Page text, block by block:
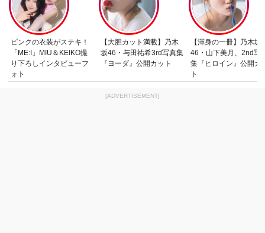
ピンクの衣装がステキ！
「ME:I」MIU＆KEIKO撮
り下ろしインタビューフ
ォト
【大胆カット満載】乃木
坂46・与田祐希3rd写真集
『ヨーダ』公開カット
【渾身の一冊】乃木坂
46・山下美月、2nd写
集『ヒロイン』公開カ
ト
[ADVERTISEMENT]